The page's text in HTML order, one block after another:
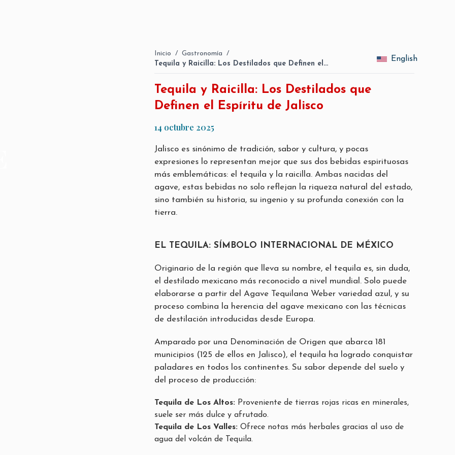
Inicio / Gastronomía /
Tequila y Raicilla: Los Destilados que Definen el…
English
Tequila y Raicilla: Los Destilados que
Definen el Espíritu de Jalisco
14 octubre 2025
Jalisco es sinónimo de tradición, sabor y cultura, y pocas
expresiones lo representan mejor que sus dos bebidas espirituosas
más emblemáticas: el tequila y la raicilla. Ambas nacidas del
agave, estas bebidas no solo reflejan la riqueza natural del estado,
sino también su historia, su ingenio y su profunda conexión con la
tierra.
EL TEQUILA: SÍMBOLO INTERNACIONAL DE MÉXICO
Originario de la región que lleva su nombre, el tequila es, sin duda,
el destilado mexicano más reconocido a nivel mundial. Solo puede
elaborarse a partir del Agave Tequilana Weber variedad azul, y su
proceso combina la herencia del agave mexicano con las técnicas
de destilación introducidas desde Europa.
Amparado por una Denominación de Origen que abarca 181
municipios (125 de ellos en Jalisco), el tequila ha logrado conquistar
paladares en todos los continentes. Su sabor depende del suelo y
del proceso de producción:
Tequila de Los Altos: Proveniente de tierras rojas ricas en minerales,
suele ser más dulce y afrutado.
Tequila de Los Valles: Ofrece notas más herbales gracias al uso de
agua del volcán de Tequila.